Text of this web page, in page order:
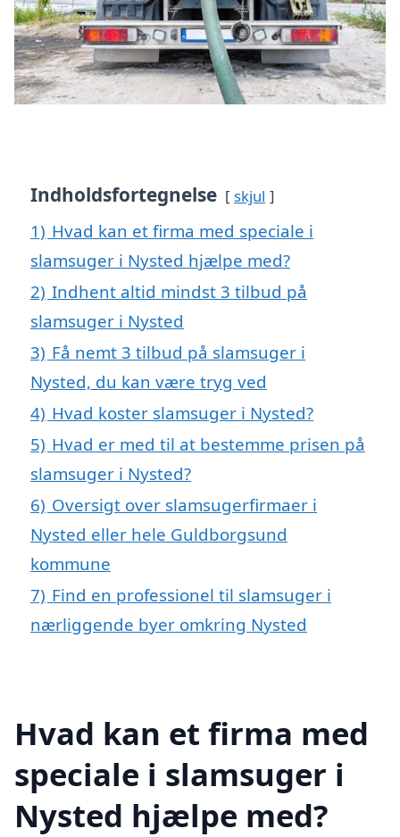
Indholdsfortegnelse skjul
1) Hvad kan et firma med speciale i
slamsuger i Nysted hjælpe med?
2) Indhent altid mindst 3 tilbud på
slamsuger i Nysted
3) Få nemt 3 tilbud på slamsuger i
Nysted, du kan være tryg ved
4) Hvad koster slamsuger i Nysted?
5) Hvad er med til at bestemme prisen på
slamsuger i Nysted?
6) Oversigt over slamsugerfirmaer i
Nysted eller hele Guldborgsund
kommune
7) Find en professionel til slamsuger i
nærliggende byer omkring Nysted
Hvad kan et firma med
speciale i slamsuger i
Nysted hjælpe med?